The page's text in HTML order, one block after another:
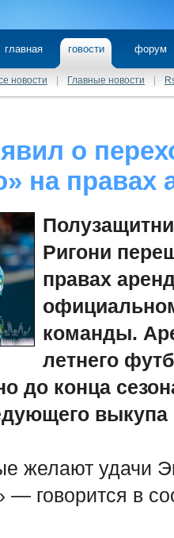
главная говости форум
новости Главные новости
о
на правах
Ригони
правах
команды.
летнего
до конца
выкупа
желают удачи
— говорится в